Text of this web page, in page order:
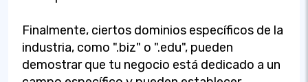
Finalmente, ciertos dominios específicos de la
industria, como ".biz" o ".edu", pueden
demostrar que tu negocio está dedicado a un